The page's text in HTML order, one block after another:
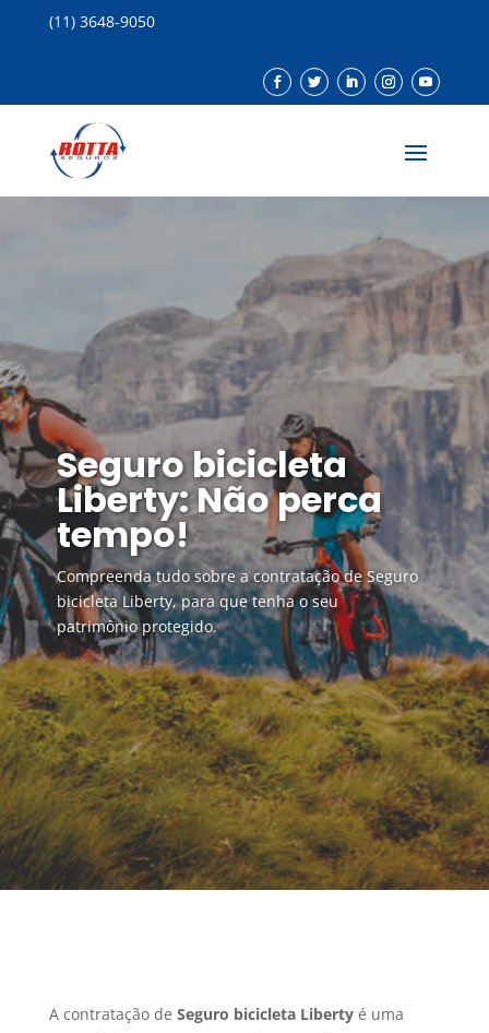
(11) 3648-9050
Seguro bicicleta
Liberty: Não perca
tempo!
Compreenda tudo sobre a contratação de Seguro
bicicleta Liberty, para que tenha o seu
patrimônio protegido.
A contratação de Seguro bicicleta Libertyé uma